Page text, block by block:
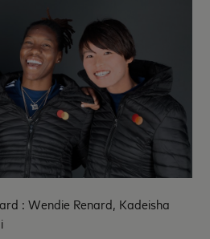
: Wendie Renard, Kadeisha